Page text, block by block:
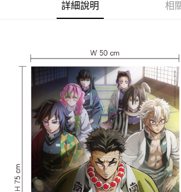
全家取貨付款
每筆NT$65，滿NT$1,300(含以上)免運費
付款後全家取貨
每筆NT$65，滿NT$1,300(含以上)免運費
(不開放使用，請勿選取）
每筆NT$9,999
7-11取貨付款
詳細說明 相